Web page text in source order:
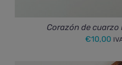
Corazón de cuarzo
€10,00